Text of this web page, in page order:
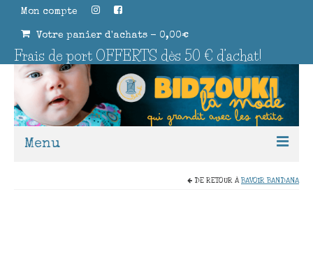
Mon compte
Votre panier d'achats - 0,00€
Frais de port OFFERTS dès 50 € d’achat!
Menu
DE RETOUR ÀBAVOIR BANDANA